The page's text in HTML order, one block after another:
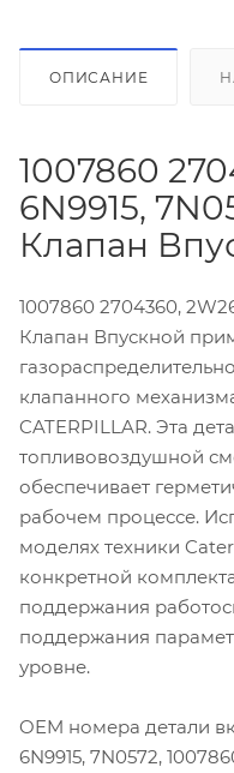
ОПИСАНИЕ
1007860
6N9915,
Клапан
1007860 2704360,
Клапан Впускной
клапанного
CATERPILLAR. Эта
топливовоздушной
обеспечивает
рабочем процессе.
моделях техники
конкретной
поддержания
поддержания
уровне.
OEM номера детали
6N9915, 7N0572,